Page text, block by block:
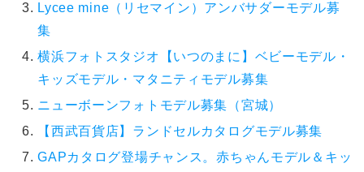
Lycee mine（リセマイン）アンバサダーモデル募
集
横浜フォトスタジオ【いつのまに】ベビーモデル・
キッズモデル・マタニティモデル募集
ニューボーンフォトモデル募集（宮城）
【西武百貨店】ランドセルカタログモデル募集
GAPカタログ登場チャンス。赤ちゃんモデル＆キッ